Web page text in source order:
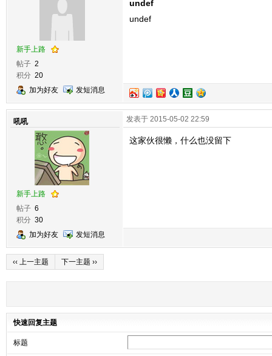
新手上路
帖子 2
积分 20
加为好友
发短消息
undef
undef
吼吼
新手上路
帖子 6
积分 30
加为好友
发短消息
发表于 2015-05-02 22:59
这家伙很懒，什么也没留下
‹‹ 上一主题 下一主题 ››
快速回复主题
标题